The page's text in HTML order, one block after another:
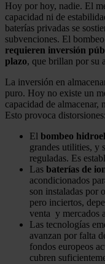
Hoy por hoy, nadie. El
capacidad ni de
baterías privadas se
subvenciones. El
requieren inversión
plazo, que brillan por su
La inversión en
puro. Hoy no existe un
capacidad de almacenar,
Esto provoca distorsiones:
El bombeo
grandes utilities, y
reguladas. Es
Las baterías de
acondicionados
son instaladas por
pero inciertos,
venta y mercados
Las tecnologías
avanzan por falta
fondos europeos
cubren